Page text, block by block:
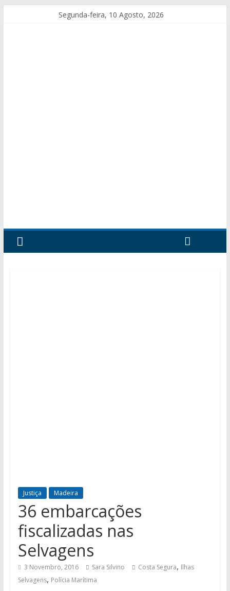
Segunda-feira, 10 Agosto, 2026
Justiça Madeira
36 embarcações
fiscalizadas nas
Selvagens
3 Novembro, 2016 Sara Silvino Costa Segura, Ilhas
Selvagens, Polícia Marítima